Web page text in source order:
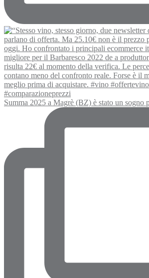
Summa 2025 a Magrè (BZ) è stato un sogno